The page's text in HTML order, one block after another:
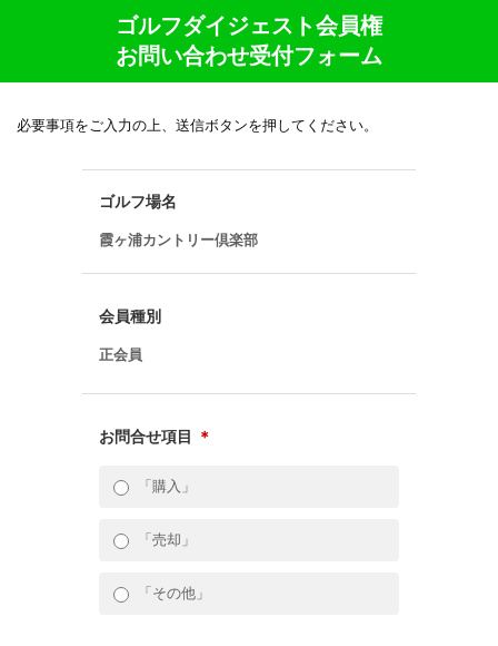
ゴルフダイジェスト会員権
お問い合わせ受付フォーム
必要事項をご入力の上、送信ボタンを押してください。
ゴルフ場名
霞ヶ浦カントリー倶楽部
会員種別
正会員
お問合せ項目 ＊
「購入」
「売却」
「その他」